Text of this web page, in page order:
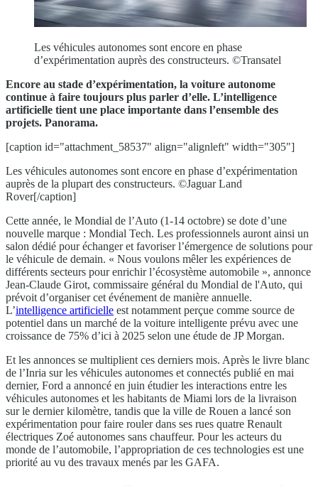
Les véhicules autonomes sont encore en phase
d’expérimentation auprès des constructeurs. ©Transatel
Encore au stade d’expérimentation, la voiture autonome
continue à faire toujours plus parler d’elle. L’intelligence
artificielle tient une place importante dans l’ensemble des
projets. Panorama.
[caption id="attachment_58537" align="alignleft" width="305"]
Les véhicules autonomes sont encore en phase d’expérimentation
auprès de la plupart des constructeurs. ©Jaguar Land
Rover[/caption]
Cette année, le Mondial de l’Auto (1-14 octobre) se dote d’une
nouvelle marque : Mondial Tech. Les professionnels auront ainsi un
salon dédié pour échanger et favoriser l’émergence de solutions pour
le véhicule de demain. « Nous voulons mêler les expériences de
différents secteurs pour enrichir l’écosystème automobile », annonce
Jean-Claude Girot, commissaire général du Mondial de l'Auto, qui
prévoit d’organiser cet événement de manière annuelle.
L’intelligence artificielle est notamment perçue comme source de
potentiel dans un marché de la voiture intelligente prévu avec une
croissance de 75% d’ici à 2025 selon une étude de JP Morgan.
Et les annonces se multiplient ces derniers mois. Après le livre blanc
de l’Inria sur les véhicules autonomes et connectés publié en mai
dernier, Ford a annoncé en juin étudier les interactions entre les
véhicules autonomes et les habitants de Miami lors de la livraison
sur le dernier kilomètre, tandis que la ville de Rouen a lancé son
expérimentation pour faire rouler dans ses rues quatre Renault
électriques Zoé autonomes sans chauffeur. Pour les acteurs du
monde de l’automobile, l’appropriation de ces technologies est une
priorité au vu des travaux menés par les GAFA.